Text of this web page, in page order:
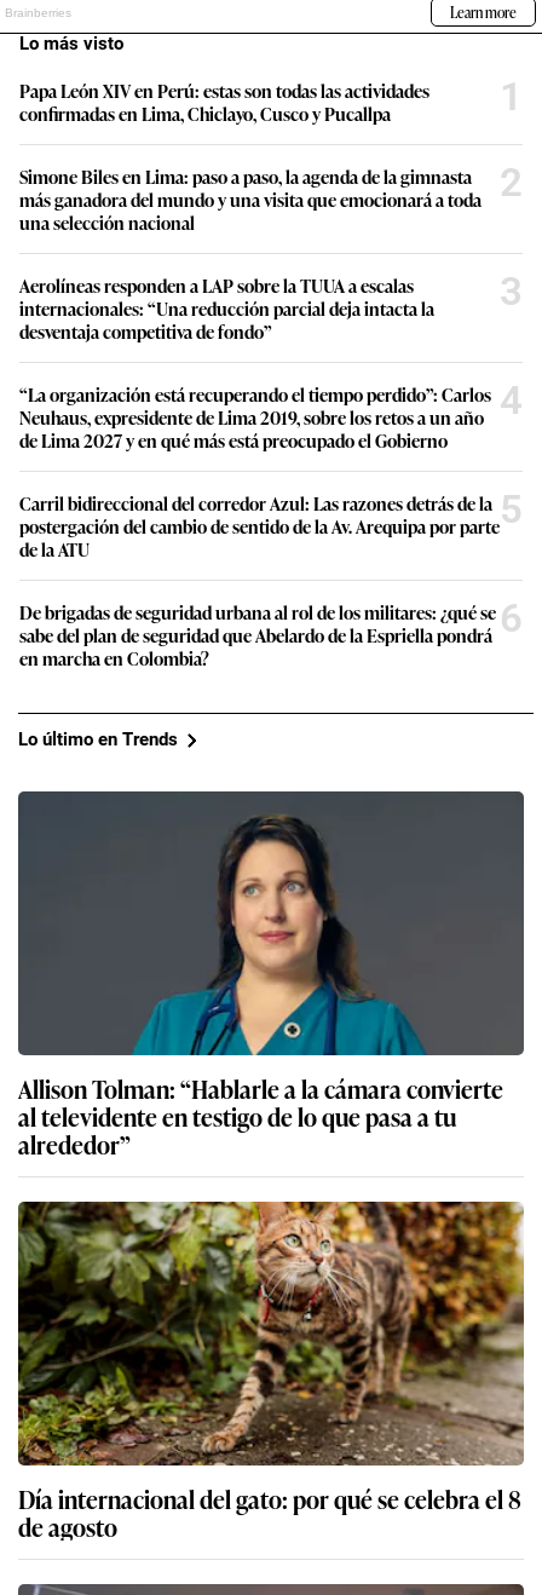
Lo más visto
Papa León XIV en Perú: estas son todas las actividades
confirmadas en Lima, Chiclayo, Cusco y Pucallpa
1
Simone Biles en Lima: paso a paso, la agenda de la gimnasta
más ganadora del mundo y una visita que emocionará a toda
una selección nacional
2
Aerolíneas responden a LAP sobre la TUUA a escalas
internacionales: “Una reducción parcial deja intacta la
desventaja competitiva de fondo”
3
“La organización está recuperando el tiempo perdido”: Carlos
Neuhaus, expresidente de Lima 2019, sobre los retos a un año
de Lima 2027 y en qué más está preocupado el Gobierno
4
Carril bidireccional del corredor Azul: Las razones detrás de la
postergación del cambio de sentido de la Av. Arequipa por parte
de la ATU
5
De brigadas de seguridad urbana al rol de los militares: ¿qué se
sabe del plan de seguridad que Abelardo de la Espriella pondrá
en marcha en Colombia?
6
Lo último en Trends
Allison Tolman: “Hablarle a la cámara convierte
al televidente en testigo de lo que pasa a tu
alrededor”
Día internacional del gato: por qué se celebra el 8
de agosto